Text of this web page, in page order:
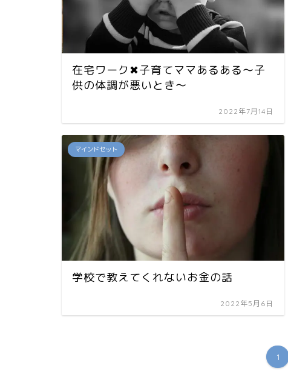
在宅ワーク✖︎子育てママあるある〜子
供の体調が悪いとき〜
2022年7月14日
マインドセット
学校で教えてくれないお金の話
2022年5月6日
1